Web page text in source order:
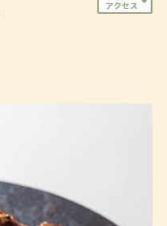
アクセス